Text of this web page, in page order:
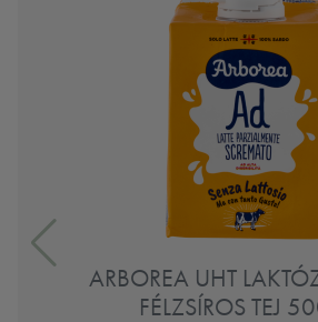
ARBOREA UHT
FÉLZSÍROS TEJ